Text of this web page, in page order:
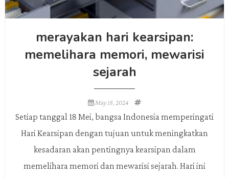
merayakan hari kearsipan:
memelihara memori, mewarisi
sejarah
May 18, 2024
Setiap tanggal 18 Mei, bangsa Indonesia memperingati
Hari Kearsipan dengan tujuan untuk meningkatkan
kesadaran akan pentingnya kearsipan dalam
memelihara memori dan mewarisi sejarah. Hari ini